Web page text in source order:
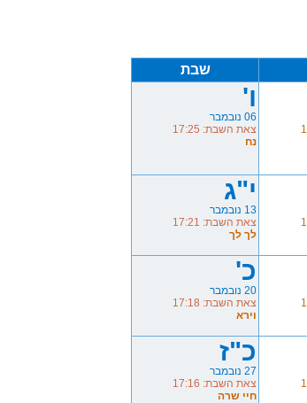
שבת
ו'
06 נובמבר
צאת השבת: 17:25
נח
י"ג
13 נובמבר
צאת השבת: 17:21
לך לך
כ'
20 נובמבר
צאת השבת: 17:18
וירא
כ"ז
27 נובמבר
צאת השבת: 17:16
חיי שרה